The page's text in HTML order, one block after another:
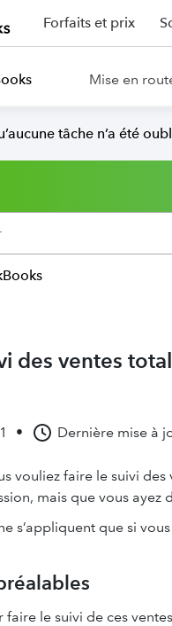
Forfaits et prix
Mise en
tâche n’a été
des ventes
1 • Dernière mise à
vouliez faire le suivi
mais que vous ayez
s’appliquent que si
le suivi de ces